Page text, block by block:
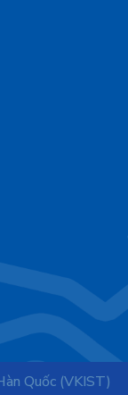
Quốc (VKIST)